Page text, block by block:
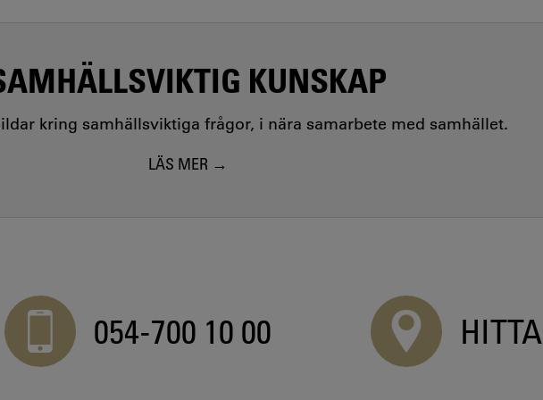
KUNSKAP
kring samhällsviktiga frågor, i nära samarbete med samhället.
LÄS MER
054-700 10 00